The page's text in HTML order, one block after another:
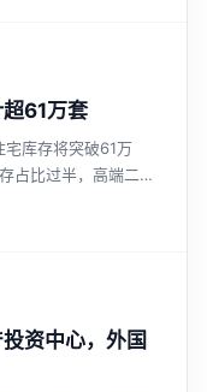
61万套
库存将突破61万
占比过半，高端二手
资中心，外国